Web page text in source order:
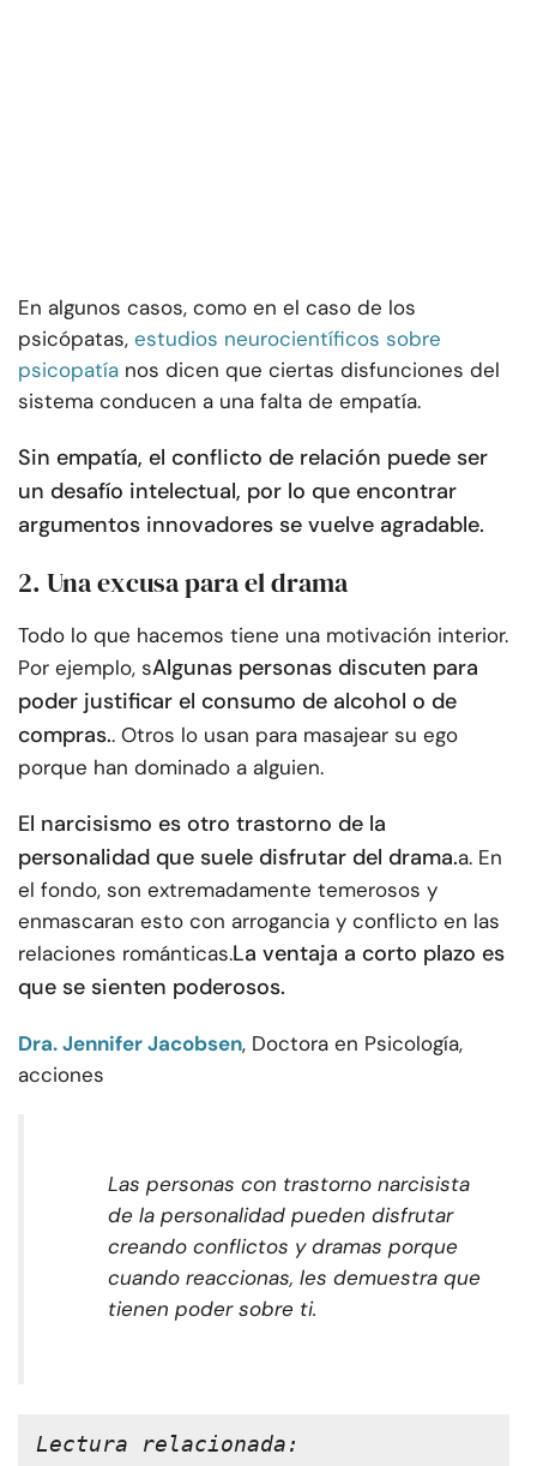
En algunos casos, como en el caso de los
psicópatas, estudios neurocientíficos sobre
psicopatía nos dicen que ciertas disfunciones del
sistema conducen a una falta de empatía.
Sin empatía, el conflicto de relación puede ser
un desafío intelectual, por lo que encontrar
argumentos innovadores se vuelve agradable.
2. Una excusa para el drama
Todo lo que hacemos tiene una motivación interior.
Por ejemplo, sAlgunas personas discuten para
poder justificar el consumo de alcohol o de
compras.. Otros lo usan para masajear su ego
porque han dominado a alguien.
El narcisismo es otro trastorno de la
personalidad que suele disfrutar del drama.a. En
el fondo, son extremadamente temerosos y
enmascaran esto con arrogancia y conflicto en las
relaciones románticas.La ventaja a corto plazo es
que se sienten poderosos.
Dra. Jennifer Jacobsen, Doctora en Psicología,
acciones
Las personas con trastorno narcisista
de la personalidad pueden disfrutar
creando conflictos y dramas porque
cuando reaccionas, les demuestra que
tienen poder sobre ti.
Lectura relacionada: